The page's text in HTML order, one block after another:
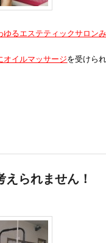
るエステティックサロン
オイルマッサージを受けら
られません！